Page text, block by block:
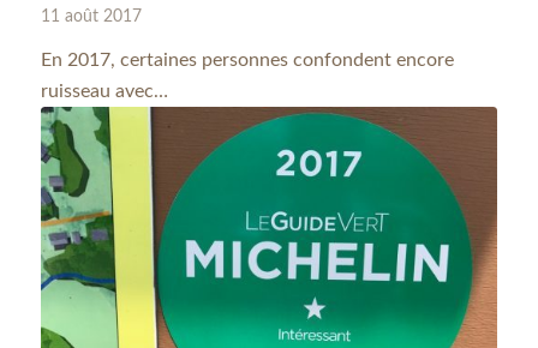
11 août 2017
En 2017, certaines personnes confondent encore
ruisseau avec…